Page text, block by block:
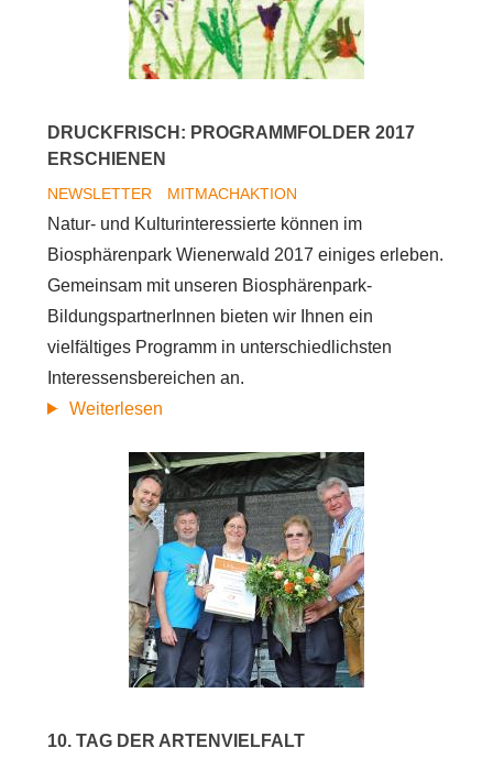
DRUCKFRISCH: PROGRAMMFOLDER 2017
ERSCHIENEN
NEWSLETTER MITMACHAKTION
Natur- und Kulturinteressierte können im
Biosphärenpark Wienerwald 2017 einiges erleben.
Gemeinsam mit unseren Biosphärenpark-
BildungspartnerInnen bieten wir Ihnen ein
vielfältiges Programm in unterschiedlichsten
Interessensbereichen an.
Weiterlesen
2017
erschienen
10. TAG DER ARTENVIELFALT